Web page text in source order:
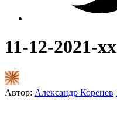
11-12-2021-
Автор: Александр Коренев